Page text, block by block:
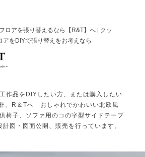
ロアを張り替えるなら【R&T】へ | クッ
アをDIYで張り替えをお考えなら
作品をDIYしたい方、または購入したい
、R＆Tへ おしゃれでかわいい北欧風
椅子、ソファ用のコの字型サイドテーブ
図・図面公開、販売を行っています。